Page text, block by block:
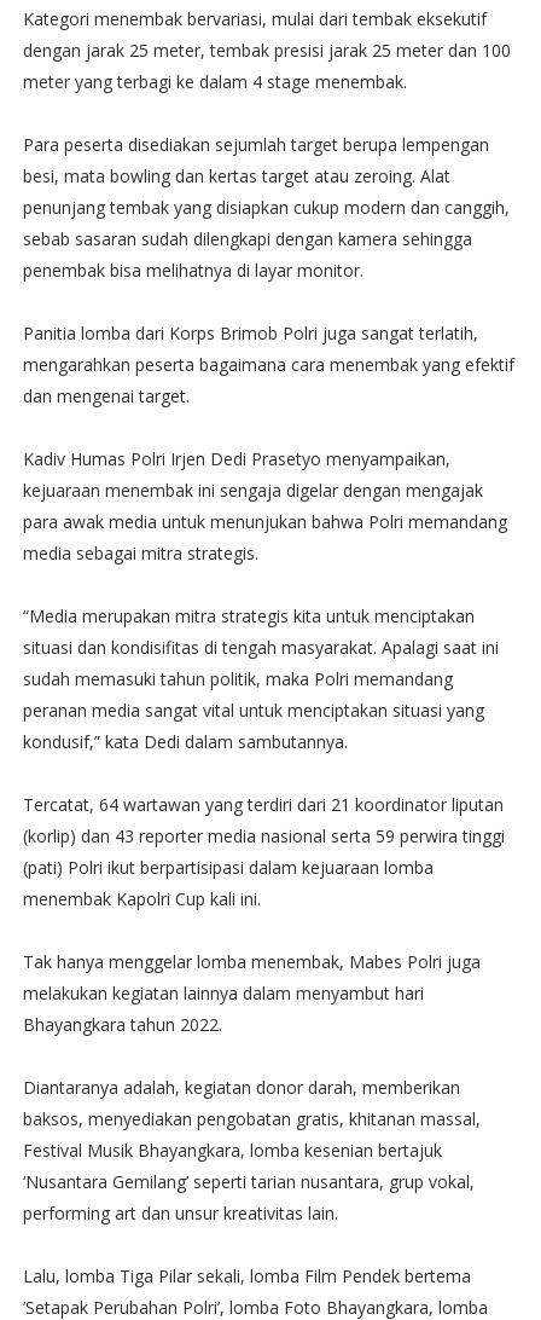
Kategori menembak bervariasi, mulai dari tembak eksekutif
dengan jarak 25 meter, tembak presisi jarak 25 meter dan 100
meter yang terbagi ke dalam 4 stage menembak.
Para peserta disediakan sejumlah target berupa lempengan
besi, mata bowling dan kertas target atau zeroing. Alat
penunjang tembak yang disiapkan cukup modern dan canggih,
sebab sasaran sudah dilengkapi dengan kamera sehingga
penembak bisa melihatnya di layar monitor.
Panitia lomba dari Korps Brimob Polri juga sangat terlatih,
mengarahkan peserta bagaimana cara menembak yang efektif
dan mengenai target.
Kadiv Humas Polri Irjen Dedi Prasetyo menyampaikan,
kejuaraan menembak ini sengaja digelar dengan mengajak
para awak media untuk menunjukan bahwa Polri memandang
media sebagai mitra strategis.
“Media merupakan mitra strategis kita untuk menciptakan
situasi dan kondisifitas di tengah masyarakat. Apalagi saat ini
sudah memasuki tahun politik, maka Polri memandang
peranan media sangat vital untuk menciptakan situasi yang
kondusif,” kata Dedi dalam sambutannya.
Tercatat, 64 wartawan yang terdiri dari 21 koordinator liputan
(korlip) dan 43 reporter media nasional serta 59 perwira tinggi
(pati) Polri ikut berpartisipasi dalam kejuaraan lomba
menembak Kapolri Cup kali ini.
Tak hanya menggelar lomba menembak, Mabes Polri juga
melakukan kegiatan lainnya dalam menyambut hari
Bhayangkara tahun 2022.
Diantaranya adalah, kegiatan donor darah, memberikan
baksos, menyediakan pengobatan gratis, khitanan massal,
Festival Musik Bhayangkara, lomba kesenian bertajuk
‘Nusantara Gemilang’ seperti tarian nusantara, grup vokal,
performing art dan unsur kreativitas lain.
Lalu, lomba Tiga Pilar sekali, lomba Film Pendek bertema
’Setapak Perubahan Polri’, lomba Foto Bhayangkara, lomba